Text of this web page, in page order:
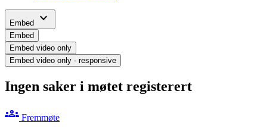
Embed expand_more
Embed
Embed video only
Embed video only - responsive
Ingen saker i møtet registerert
groups Fremmøte